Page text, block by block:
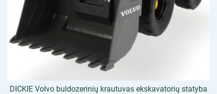
DICKIE Volvo buldozerinių krautuvas ekskavatorių statyba